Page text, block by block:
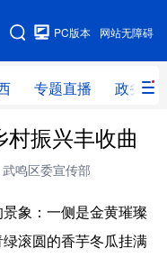
网站无障碍
PC版本
专题直播 政务信
直播 政务信息
振兴丰收曲
鸣区委宣传部
象：一侧是金黄璀璨
滚圆的香芋冬瓜挂满